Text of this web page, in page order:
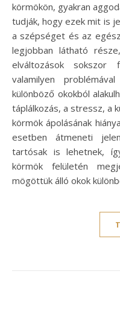
körmökön, gyakran
tudják, hogy ezek mit is
a szépséget és az
legjobban látható
elváltozások sokszor
valamilyen
különböző okokból
táplálkozás, a stressz, a
körmök ápolásának
esetben átmeneti
tartósak is lehetnek,
körmök felületén
mögöttük álló okok